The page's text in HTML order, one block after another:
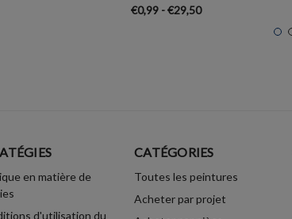
€0,99 - €29,50
en matière de
d'utilisation du
CATÉGORIES
Toutes les peintures
Acheter par projet